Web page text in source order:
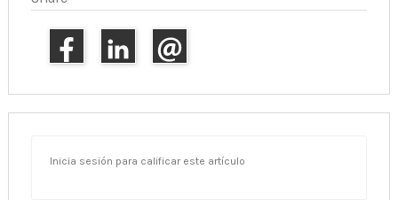
Inicia sesión para calificar este artículo